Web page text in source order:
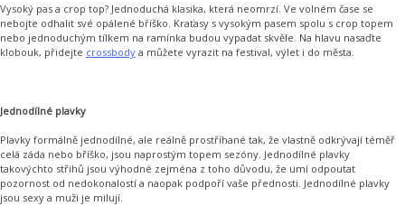
Vysoký pas a crop top? Jednoduchá klasika, která neomrzí. Ve volném čase se
nebojte odhalit své opálené bříško. Kraťasy s vysokým pasem spolu s crop topem
nebo jednoduchým tílkem na ramínka budou vypadat skvěle. Na hlavu nasaďte
klobouk, přidejte crossbody a můžete vyrazit na festival, výlet i do města.
Jednodílné plavky
Plavky formálně jednodílné, ale reálně prostříhané tak, že vlastně odkrývají téměř
celá záda nebo bříško, jsou naprostým topem sezóny. Jednodílné plavky
takovýchto střihů jsou výhodné zejména z toho důvodu, že umí odpoutat
pozornost od nedokonalostí a naopak podpoří vaše přednosti. Jednodílné plavky
jsou sexy a muži je milují.